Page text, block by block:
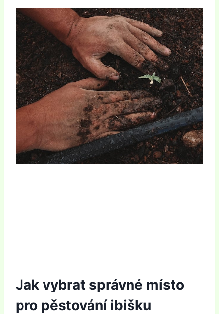
Jak vybrat správné místo
pro pěstování ibišku